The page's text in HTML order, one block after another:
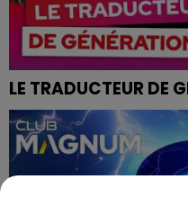
LE TRADUCTEUR DE
TOURNER AUTOUR DU